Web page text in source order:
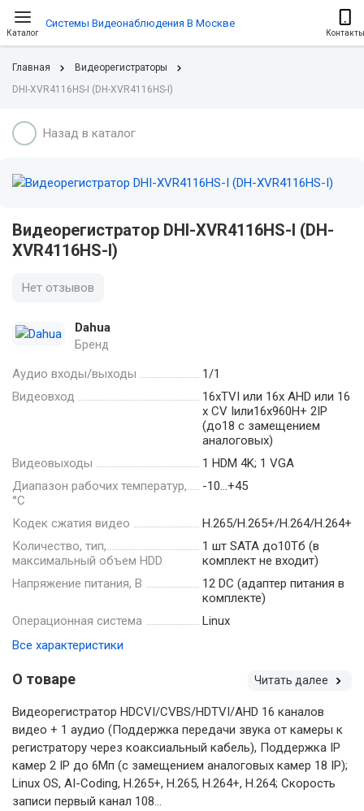
Каталог
Системы Видеонаблюдения В Москве
Контакты
Главная
Видеорегистраторы
DHI-XVR4116HS-I (DH-XVR4116HS-I)
Назад в каталог
Видеорегистратор DHI-XVR4116HS-I (DH-
XVR4116HS-I)
Нет отзывов
Dahua
Бренд
Аудио входы/выходы
1/1
Видеовход
16xTVI или 16х AHD или 16
х CV Iили16х960H+ 2IP
(до18 с замещением
аналоговых)
Видеовыходы
1 HDM 4K; 1 VGA
Диапазон рабочих температур,
°С
-10…+45
Кодек сжатия видео
H.265/H.265+/H.264/H.264+
Количество, тип,
максимальный объем HDD
1 шт SATA до10Тб (в
комплект не входит)
Напряжение питания, В
12 DC (адаптер питания в
комплекте)
Операционная система
Linux
Все характеристики
О товаре Читать далее
Видеорегистратор HDCVI/CVBS/HDTVI/AHD 16 каналов
видео + 1 аудио (Поддержка передачи звука от камеры к
регистратору через коаксиальный кабель), Поддержка IP
камер 2 IP до 6Мп (с замещением аналоговых камер 18 IP);
Linux OS, AI-Coding, H.265+, H.265, H.264+, H.264; Скорость
записи первый канал 108...